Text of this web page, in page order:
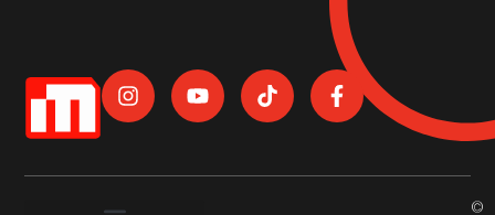
©